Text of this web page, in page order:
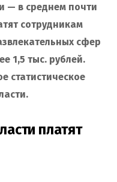
— в среднем почти
сотрудникам
сфер
1,5 тыс. рублей.
статистическое
платят